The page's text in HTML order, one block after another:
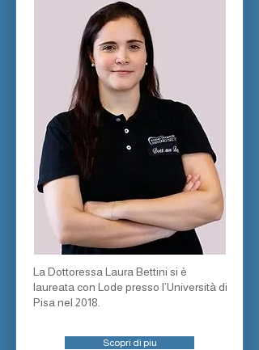
La Dottoressa Laura Bettini si è
laureata con Lode presso l’Università di
Pisa nel 2018.
Scopri di piu